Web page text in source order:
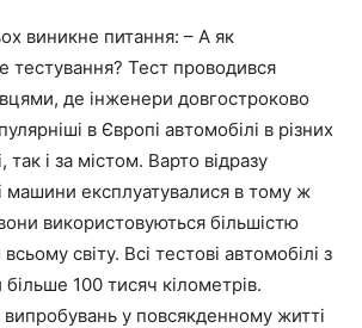
виникне питання: – А як
тестування? Тест проводився
де інженери довгостроково
в Європі автомобілі в різних
так і за містом. Варто відразу
машини експлуатувалися в тому ж
використовуються більшістю
світу. Всі тестові автомобілі з
100 тисяч кілометрів.
у повсякденному житті